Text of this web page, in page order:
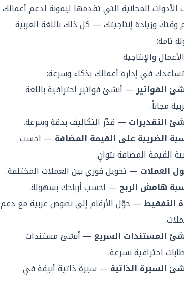
المجانية التي تقدمها ليمونة لدعم أعمالك
وقتك وزيادة إنتاجيتك — كل ذلك باللغة العربية
تامة:
والإنتاجية
في إدارة أعمالك بذكاء وسرعة:
الفواتير— أنشئ فواتير احترافية باللغة
مجاناً.
التقديرات — قدّر التكاليف بدقة وسرعة.
الضريبة على القيمة المضافة — احسب
القيمة المضافة بثوانٍ.
العملات — تحويل فوري بين العملات المختلفة.
هامش الربح — احسب أرباحك بسهولة.
التفقيط — حوّل الأرقام إلى نصوص عربية مع دعم
المستندات السريع — أنشئ مستندات
احترافية بسرعة.
السيرة الذاتية — سيرة ذاتية أنيقة في